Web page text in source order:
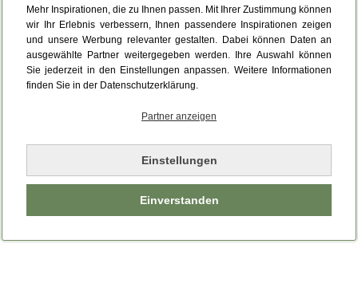
Mehr Inspirationen, die zu Ihnen passen. Mit Ihrer Zustimmung können
wir Ihr Erlebnis verbessern, Ihnen passendere Inspirationen zeigen
und unsere Werbung relevanter gestalten. Dabei können Daten an
ausgewählte Partner weitergegeben werden. Ihre Auswahl können
Sie jederzeit in den Einstellungen anpassen. Weitere Informationen
finden Sie in der Datenschutzerklärung.
Partner anzeigen
Einstellungen
Einverstanden
Da ist etwas schiefgelaufen.
Leider ist ein technischer Fehler aufgetreten.
Bitte laden Sie die Seite neu.